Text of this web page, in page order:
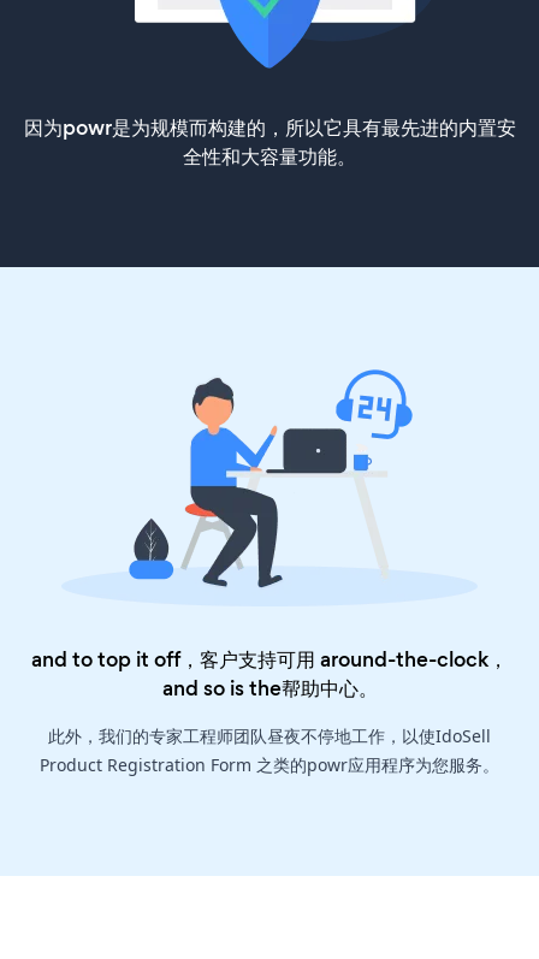
因为powr是为规模而构建的，所以它具有最先进的内置安
全性和大容量功能。
and to top it off，客户支持可用 around-the-clock，
and so is the帮助中心。
此外，我们的专家工程师团队昼夜不停地工作，以使IdoSell
Product Registration Form 之类的powr应用程序为您服务。